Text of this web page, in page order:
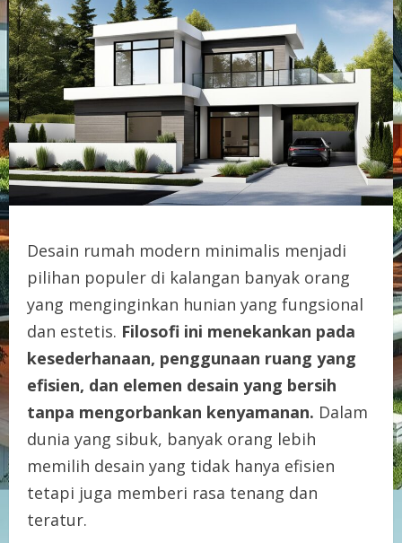
Desain rumah modern minimalis menjadi
pilihan populer di kalangan banyak orang
yang menginginkan hunian yang fungsional
dan estetis. Filosofi ini menekankan pada
kesederhanaan, penggunaan ruang yang
efisien, dan elemen desain yang bersih
tanpa mengorbankan kenyamanan. Dalam
dunia yang sibuk, banyak orang lebih
memilih desain yang tidak hanya efisien
tetapi juga memberi rasa tenang dan
teratur.